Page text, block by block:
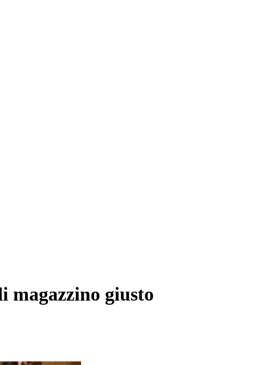
magazzino giusto